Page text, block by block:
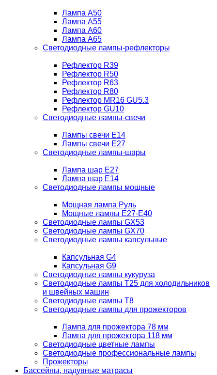
Лампа A50
Лампа A55
Лампа A60
Лампа A65
Светодиодные лампы-рефлекторы
Рефлектор R39
Рефлектор R50
Рефлектор R63
Рефлектор R80
Рефлектор MR16 GU5.3
Рефлектор GU10
Светодиодные лампы-свечи
Лампы свечи Е14
Лампы свечи Е27
Светодиодные лампы-шары
Лампа шар E27
Лампа шар Е14
Светодиодные лампы мощные
Мощная лампа Руль
Мощные лампы E27-E40
Светодиодные лампы GX53
Светодиодные лампы GX70
Светодиодные лампы капсульные
Капсульная G4
Капсульная G9
Светодиодные лампы кукуруза
Светодиодные лампы T25 для холодильников
и швейных машин
Светодиодные лампы T8
Светодиодные лампы для прожекторов
Лампа для прожектора 78 мм
Лампа для прожектора 118 мм
Светодиодные цветные лампы
Светодиодные профессиональные лампы
Прожекторы
Бассейны, надувные матрасы